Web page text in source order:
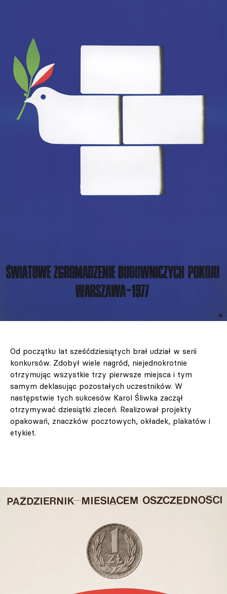
Od początku lat sześćdziesiątych brał udział w serii
konkursów. Zdobył wiele nagród, niejednokrotnie
otrzymując wszystkie trzy pierwsze miejsca i tym
samym deklasując pozostałych uczestników. W
następstwie tych sukcesów Karol Śliwka zaczął
otrzymywać dziesiątki zleceń. Realizował projekty
opakowań, znaczków pocztowych, okładek, plakatów i
etykiet.